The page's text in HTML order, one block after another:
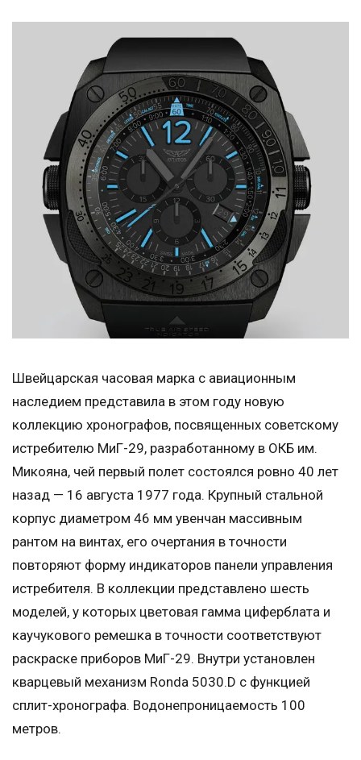
Швейцарская часовая марка с авиационным
наследием представила в этом году новую
коллекцию хронографов, посвященных советскому
истребителю МиГ-29, разработанному в ОКБ им.
Микояна, чей первый полет состоялся ровно 40 лет
назад — 16 августа 1977 года. Крупный стальной
корпус диаметром 46 мм увенчан массивным
рантом на винтах, его очертания в точности
повторяют форму индикаторов панели управления
истребителя. В коллекции представлено шесть
моделей, у которых цветовая гамма циферблата и
каучукового ремешка в точности соответствуют
раскраске приборов МиГ-29. Внутри установлен
кварцевый механизм Ronda 5030.D с функцией
сплит-хронографа. Водонепроницаемость 100
метров.